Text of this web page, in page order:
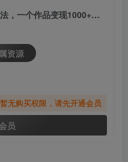
（6746期）幼师项目新渠道新玩法，一个作品变现1000+，一部手机实现月入过万
资源
无购买权限，请先开通会员
员